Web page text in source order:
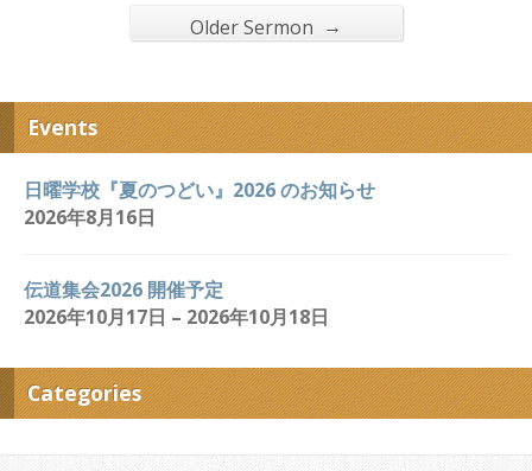
Older Sermon →
Events
日曜学校『夏のつどい』2026 のお知らせ
2026年8月16日
伝道集会2026 開催予定
2026年10月17日 – 2026年10月18日
Categories